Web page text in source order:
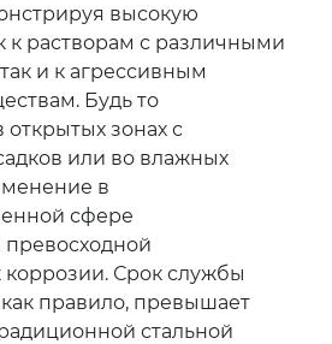
высокую
к растворам с различными
и к агрессивным
Будь то
открытых зонах с
или во влажных
в
сфере
превосходной
коррозии. Срок службы
правило, превышает
стальной